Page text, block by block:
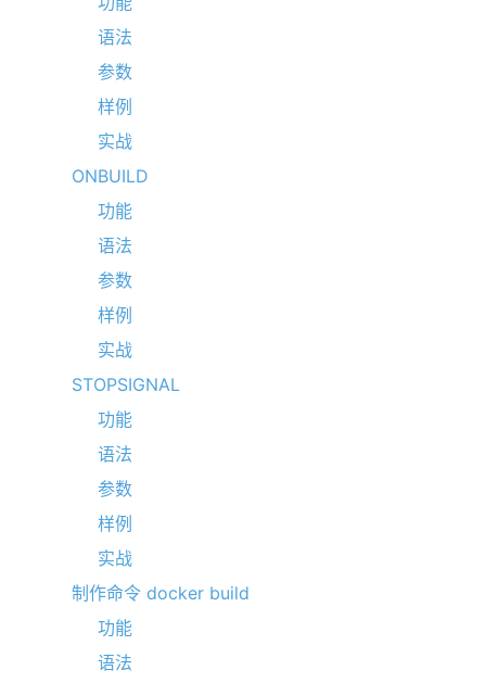
语法
参数
样例
实战
ONBUILD
功能
语法
参数
样例
实战
STOPSIGNAL
功能
语法
参数
样例
实战
制作命令 docker build
功能
语法